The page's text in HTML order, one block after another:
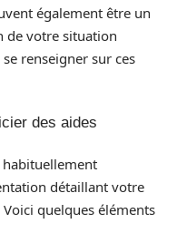
également être un
de votre situation
renseigner sur ces
des aides
habituellement
détaillant votre
quelques éléments